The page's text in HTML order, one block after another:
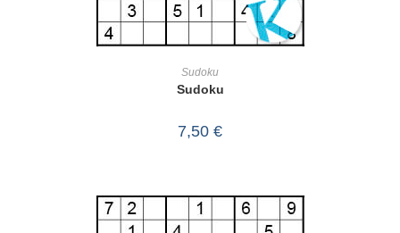
Sudoku
Sudoku
7,50 €